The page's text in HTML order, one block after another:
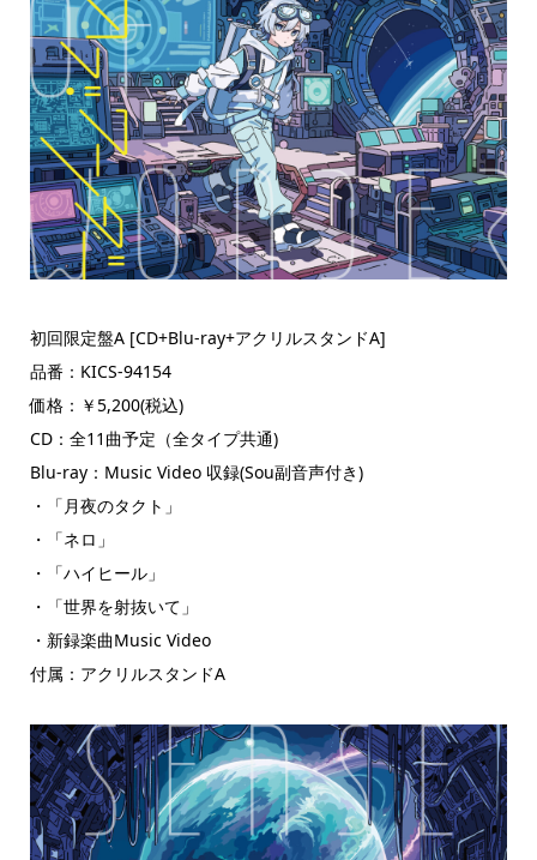
初回限定盤A [CD+Blu-ray+アクリルスタンドA]
品番：KICS-94154
価格：￥5,200(税込)
CD：全11曲予定（全タイプ共通)
Blu-ray：Music Video 収録(Sou副音声付き)
・「月夜のタクト」
・「ネロ」
・「ハイヒール」
・「世界を射抜いて」
・新録楽曲Music Video
付属：アクリルスタンドA